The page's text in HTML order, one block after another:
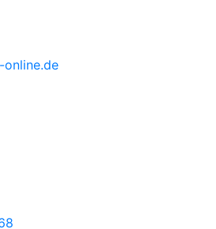
online.de